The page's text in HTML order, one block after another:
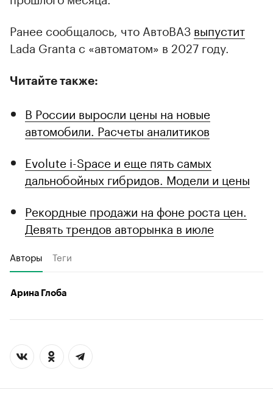
Ранее сообщалось, что АвтоВАЗ выпустит
Lada Granta с «автоматом» в 2027 году.
Читайте также:
В России выросли цены на новые
автомобили. Расчеты аналитиков
Evolute i-Space и еще пять самых
дальнобойных гибридов. Модели и цены
Рекордные продажи на фоне роста цен.
Девять трендов авторынка в июле
Авторы Теги
Арина Глоба